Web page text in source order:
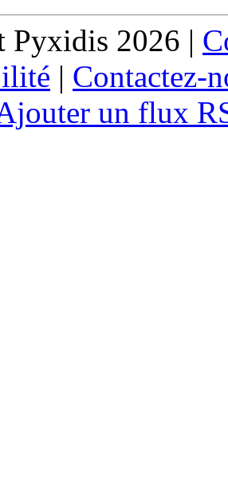
Pyxidis 2026 |
| Contactez-
un flux